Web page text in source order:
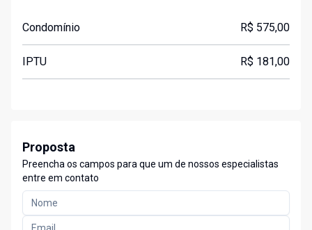
Condomínio R$ 575,00
IPTU R$ 181,00
Proposta
Preencha os campos para que um de nossos especialistas
entre em contato